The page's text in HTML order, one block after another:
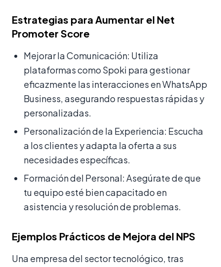
Estrategias para Aumentar el Net
Promoter Score
Mejorar la Comunicación: Utiliza
plataformas como Spoki para gestionar
eficazmente las interacciones en WhatsApp
Business, asegurando respuestas rápidas y
personalizadas.
Personalización de la Experiencia: Escucha
a los clientes y adapta la oferta a sus
necesidades específicas.
Formación del Personal: Asegúrate de que
tu equipo esté bien capacitado en
asistencia y resolución de problemas.
Ejemplos Prácticos de Mejora del NPS
Una empresa del sector tecnológico, tras